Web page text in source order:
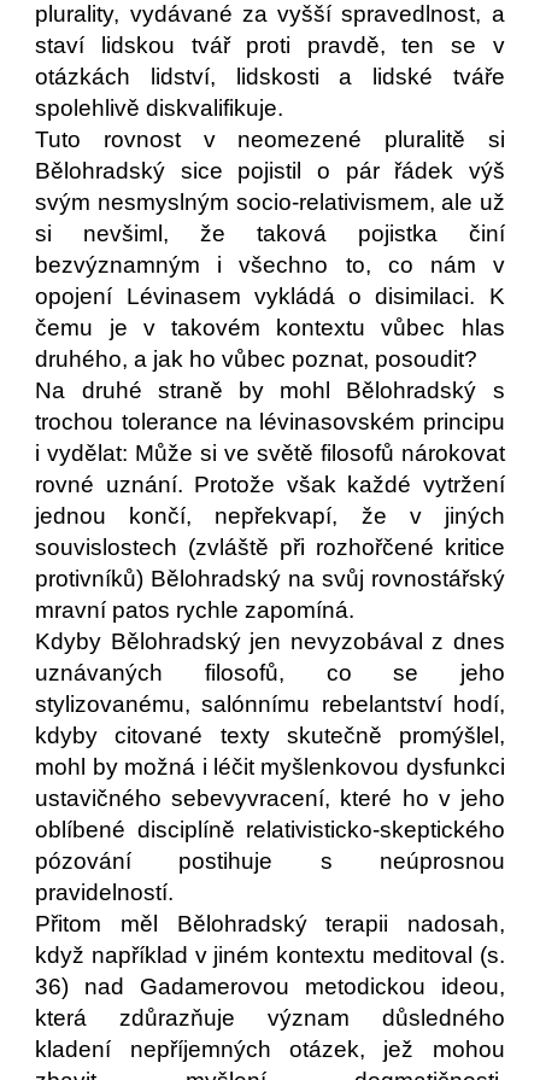
plurality, vydávané za vyšší spravedlnost, a
staví lidskou tvář proti pravdě, ten se v
otázkách lidství, lidskosti a lidské tváře
spolehlivě diskvalifikuje.
Tuto rovnost v neomezené pluralitě si
Bělohradský sice pojistil o pár řádek výš
svým nesmyslným socio-relativismem, ale už
si nevšiml, že taková pojistka činí
bezvýznamným i všechno to, co nám v
opojení Lévinasem vykládá o disimilaci. K
čemu je v takovém kontextu vůbec hlas
druhého, a jak ho vůbec poznat, posoudit?
Na druhé straně by mohl Bělohradský s
trochou tolerance na lévinasovském principu
i vydělat: Může si ve světě filosofů nárokovat
rovné uznání. Protože však každé vytržení
jednou končí, nepřekvapí, že v jiných
souvislostech (zvláště při rozhořčené kritice
protivníků) Bělohradský na svůj rovnostářský
mravní patos rychle zapomíná.
Kdyby Bělohradský jen nevyzobával z dnes
uznávaných filosofů, co se jeho
stylizovanému, salónnímu rebelantství hodí,
kdyby citované texty skutečně promýšlel,
mohl by možná i léčit myšlenkovou dysfunkci
ustavičného sebevyvracení, které ho v jeho
oblíbené disciplíně relativisticko-skeptického
pózování postihuje s neúprosnou
pravidelností.
Přitom měl Bělohradský terapii nadosah,
když například v jiném kontextu meditoval (s.
36) nad Gadamerovou metodickou ideou,
která zdůrazňuje význam důsledného
kladení nepříjemných otázek, jež mohou